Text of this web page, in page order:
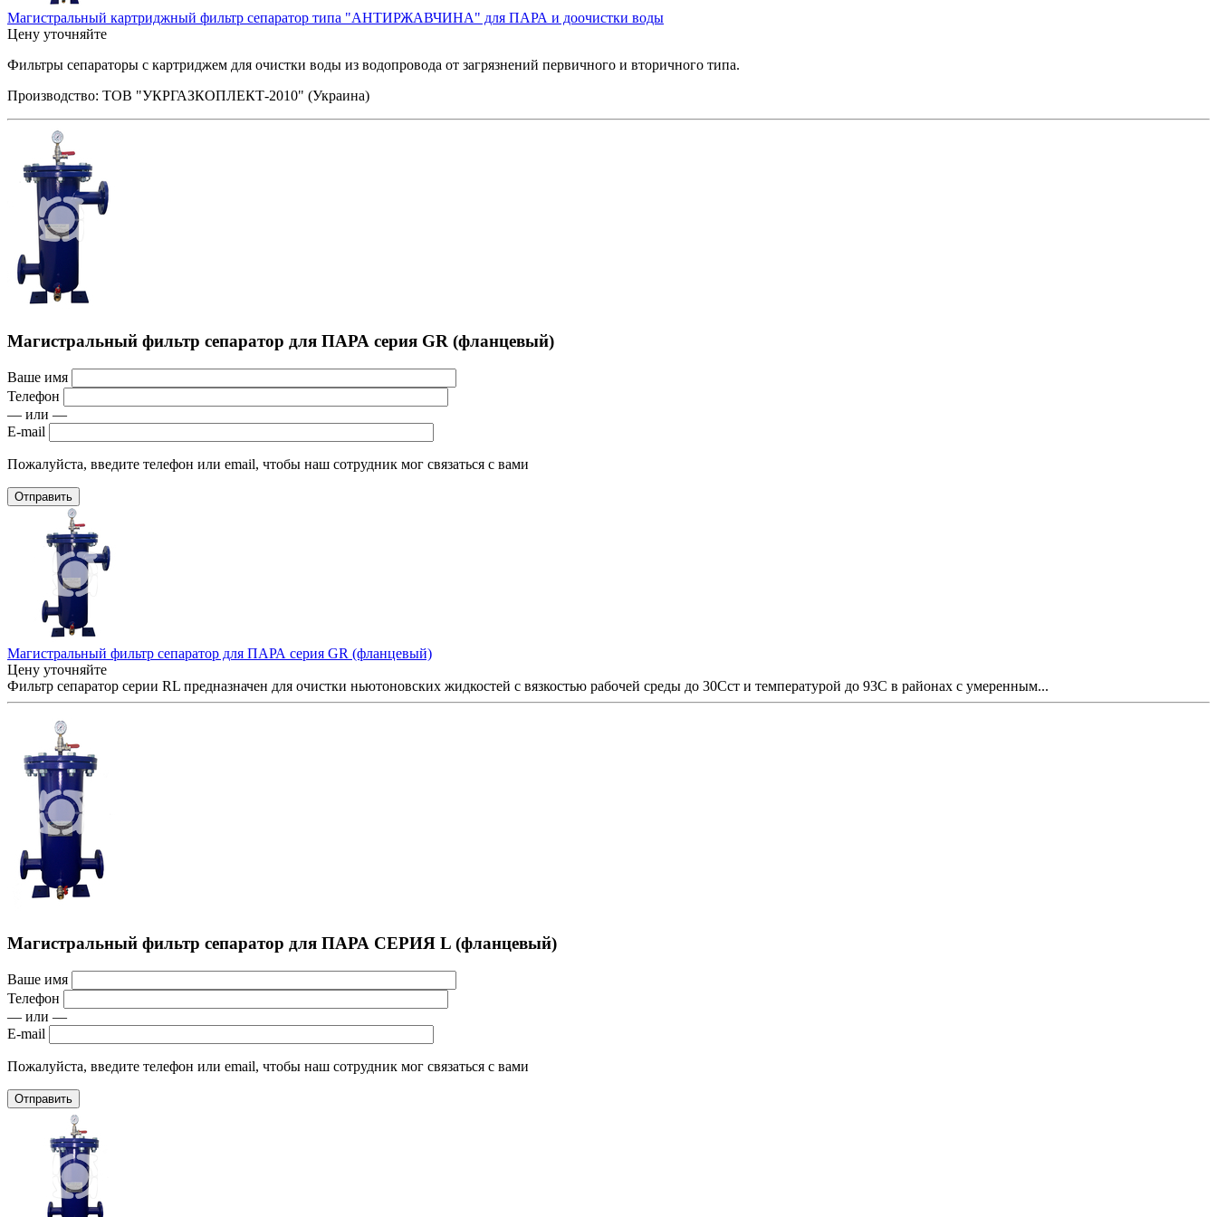
Магистральный картриджный фильтр сепаратор типа "АНТИРЖАВЧИНА" для ПАРА и доочистки воды
Цену уточняйте
Фильтры сепараторы с картриджем для очистки воды из водопровода от загрязнений первичного и вторичного типа.
Производство: ТОВ "УКРГАЗКОПЛЕКТ-2010" (Украина)
Магистральный фильтр сепаратор для ПАРА серия GR (фланцевый)
Ваше имя
Телефон
— или —
E-mail
Пожалуйста, введите телефон или email, чтобы наш сотрудник мог связаться с вами
Отправить
Магистральный фильтр сепаратор для ПАРА серия GR (фланцевый)
Цену уточняйте
Фильтр сепаратор серии RL предназначен для очистки ньютоновских жидкостей с вязкостью рабочей среды до 30Сст и температурой до 93С в районах с умеренным...
Магистральный фильтр сепаратор для ПАРА СЕРИЯ L (фланцевый)
Ваше имя
Телефон
— или —
E-mail
Пожалуйста, введите телефон или email, чтобы наш сотрудник мог связаться с вами
Отправить